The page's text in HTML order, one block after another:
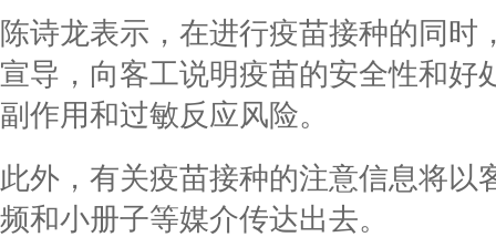
陈诗龙表示，在进行疫苗接种的同时
宣导，向客工说明疫苗的安全性和好
副作用和过敏反应风险。
此外，有关疫苗接种的注意信息将以
频和小册子等媒介传达出去。